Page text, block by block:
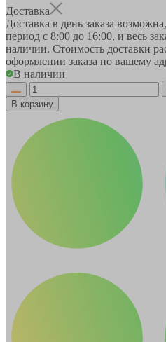
Доставка
Доставка в день заказа
период с 8:00 до 16:00, и весь
наличии. Стоимость доставки
оформлении заказа по вашему
В наличии
В корзину